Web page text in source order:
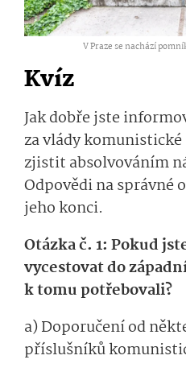
V Praze se nachází
Kvíz
Jak dobře jste
za vlády
zjistit absolvováním
Odpovědi na správné
jeho konci.
Otázka č. 1: Pokud
vycestovat do
k tomu potřebovali?
a) Doporučení od
příslušníků